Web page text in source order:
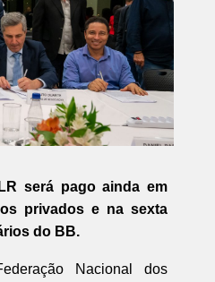
será pago ainda em
privados e na sexta
do BB.
Nacional dos